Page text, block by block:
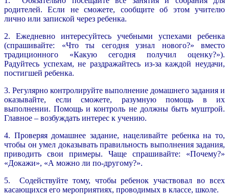
родителей. Если не сможете, сообщите об этом учителю
лично или запиской через ребенка.
2. Ежедневно интересуйтесь учебными успехами ребенка
(спрашивайте: «Что ты сегодня узнал нового?» вместо
традиционного «Какую сегодня получил оценку?»).
Радуйтесь успехам, не раздражайтесь из-за каждой неудачи,
постигшей ребенка.
3. Регулярно контролируйте выполнение домашнего задания и
оказывайте, если сможете, разумную помощь в их
выполнении. Помощь и контроль не должны быть муштрой.
Главное – возбуждать интерес к учению.
4. Проверяя домашнее задание, нацеливайте ребенка на то,
чтобы он умел доказывать правильность выполнения задания,
приводить свои примеры. Чаще спрашивайте: «Почему?»
«Докажи», «А можно ли по-другому?».
5. Содействуйте тому, чтобы ребенок участвовал во всех
касающихся его мероприятиях, проводимых в классе, школе.